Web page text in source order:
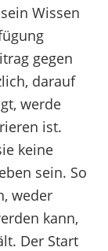
Wissen
gegen
darauf
werde
ist.
keine
sein. So
weder
kann,
Der Start